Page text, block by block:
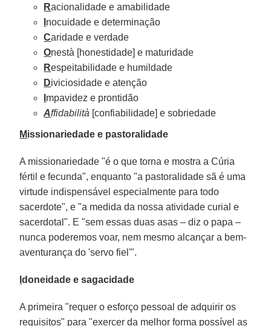
Racionalidade e amabilidade
nocuidade e determinação
Caridade e verdade
Onestà [honestidade] e maturidade
Respeitabilidade e humildade
Diviciosidade e atenção
mpavidez e prontidão
Affidabilità [confiabilidade] e sobriedade
Missionariedade e pastoralidade
A missionariedade "é o que torna e mostra a Cúria
fértil e fecunda", enquanto "a pastoralidade sã é uma
virtude indispensável especialmente para todo
sacerdote", e "a medida da nossa atividade curial e
sacerdotal". E "sem essas duas asas – diz o papa –
nunca poderemos voar, nem mesmo alcançar a bem-
aventurança do 'servo fiel'".
Idoneidade e sagacidade
A primeira "requer o esforço pessoal de adquirir os
requisitos" para "exercer da melhor forma possível as